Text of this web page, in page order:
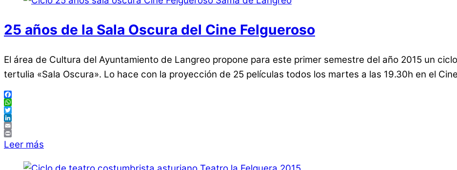
25 años de la Sala Oscura del Cine Felgueroso
El área de Cultura del Ayuntamiento de Langreo propone para este primer semestre del año 2015 un
tertulia «Sala Oscura». Lo hace con la proyección de 25 películas todos los martes a las 19.30h en el
Facebook
WhatsApp
Twitter
LinkedIn
Email
Print
Leer más